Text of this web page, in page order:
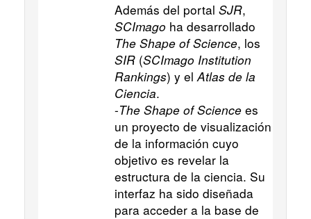
Además del portal SJR,
SCImago ha desarrollado
The Shape of Science, los
SIR (SCImago Institution
Rankings) y elAtlas de la
Ciencia.
-The Shape of Science es
un proyecto de visualización
de la información cuyo
objetivo es revelar la
estructura de la ciencia. Su
interfaz ha sido diseñada
para acceder a la base de